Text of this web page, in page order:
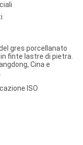
gres porcellanato
finte lastre di pietra.
Cina e
ISO